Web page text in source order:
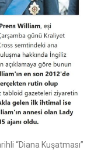
“Diana Kuşatması”